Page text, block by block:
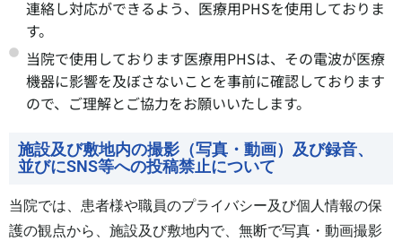
連絡し対応ができるよう、医療用PHSを使用しておりま
す。
当院で使用しております医療用PHSは、その電波が医療
機器に影響を及ぼさないことを事前に確認しております
ので、ご理解とご協力をお願いいたします。
施設及び敷地内の撮影（写真・動画）及び録音、
並びにSNS等への投稿禁止について
当院では、患者様や職員のプライバシー及び個人情報の保
護の観点から、施設及び敷地内で、無断で写真・動画撮影